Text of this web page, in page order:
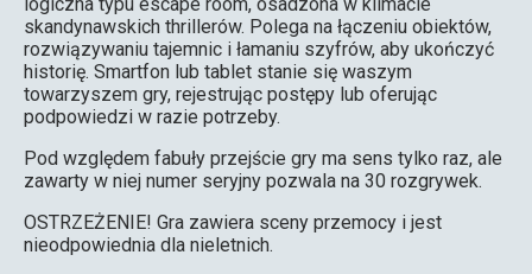
skandynawskich thrillerów. Polega na łączeniu obiektów,
rozwiązywaniu tajemnic i łamaniu szyfrów, aby ukończyć
historię. Smartfon lub tablet stanie się waszym
towarzyszem gry, rejestrując postępy lub oferując
podpowiedzi w razie potrzeby.
Pod względem fabuły przejście gry ma sens tylko raz, ale
zawarty w niej numer seryjny pozwala na 30 rozgrywek.
OSTRZEŻENIE! Gra zawiera sceny przemocy i jest
nieodpowiednia dla nieletnich.